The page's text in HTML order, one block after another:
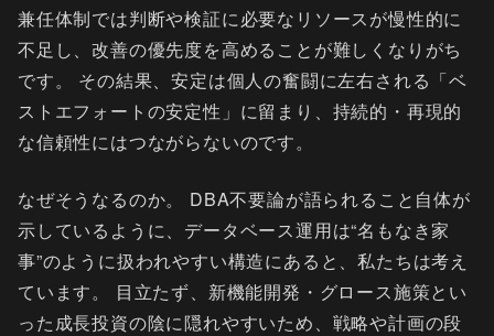
兼任体制では判断や検証に必要なリソースが慢性的に
不足し、改善の優先度を高めることが難しくなりがち
です。 その結果、安定は個人の奮闘に左右される「ベ
ストエフォートの安定性」に留まり、持続的・再現的
な信頼性にはつながらないのです。
なぜそうなるのか。 DBA不要論が語られること自体が
示しているように、データベース運用は“名もなき家
事”のように扱われやすい構造にあると、私たちは考え
ています。 目立たず、新機能開発・グロース施策とい
った成長投資の陰に隠れやすいため、戦略や計画の段